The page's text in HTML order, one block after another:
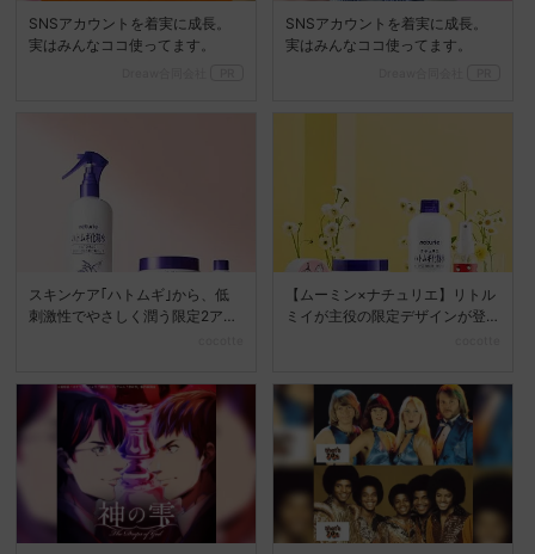
SNSアカウントを着実に成長。
実はみんなココ使ってます。
SNSアカウントを着実に成長。
実はみんなココ使ってます。
スキンケア｢ハトムギ｣から、低
刺激性でやさしく潤う限定2アイ
【ムーミン×ナチュリエ】リトル
ミイが主役の限定デザインが登